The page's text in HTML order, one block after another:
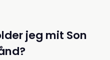
jeg mit Son